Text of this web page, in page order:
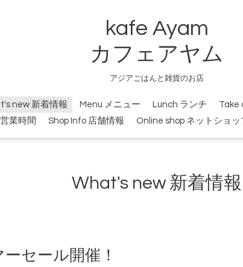
kafe Ayam
カフェアヤム
アジアごはんと雑貨のお店
new 新着情報 Menu メニュー Lunch ランチ Take
業時間
Shop Info 店舗情報 Online shop ネットショッ
What's new 新着情報
セール開催！